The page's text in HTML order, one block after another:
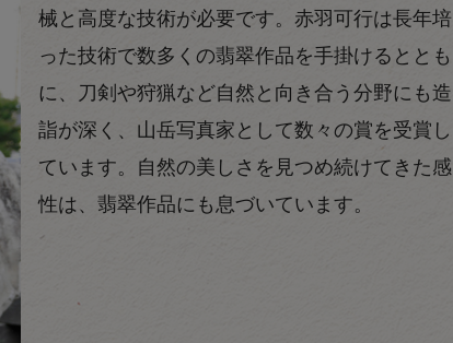
械と高度な技術が必要です。赤羽可行は長年培
った技術で数多くの翡翠作品を手掛けるととも
に、刀剣や狩猟など自然と向き合う分野にも造
詣が深く、山岳写真家として数々の賞を受賞し
ています。自然の美しさを見つめ続けてきた感
性は、翡翠作品にも息づいています。